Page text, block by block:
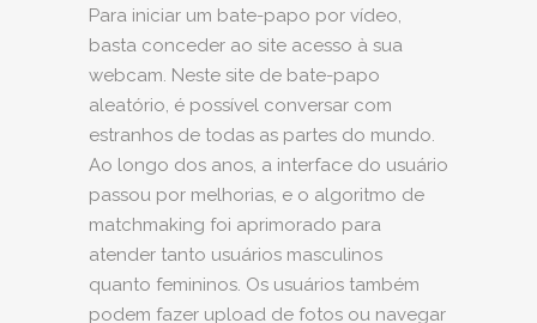
Para iniciar um bate-papo por vídeo,
basta conceder ao site acesso à sua
webcam. Neste site de bate-papo
aleatório, é possível conversar com
estranhos de todas as partes do mundo.
Ao longo dos anos, a interface do usuário
passou por melhorias, e o algoritmo de
matchmaking foi aprimorado para
atender tanto usuários masculinos
quanto femininos. Os usuários também
podem fazer upload de fotos ou navegar